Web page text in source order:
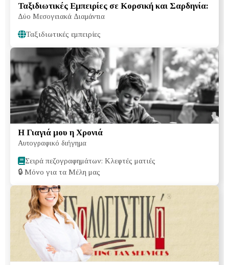
Ταξιδιωτικές Εμπειρίες σε Κορσική και Σαρδηνία:
Δύο Μεσογειακά Διαμάντια
Ταξιδιωτικές εμπειρίες
Η Γιαγιά μου η Χρονιά
Αυτογραφικό διήγημα
Σειρά πεζογραφημάτων: Κλεφτές ματιές
🔒 Μόνο για τα Μέλη μας